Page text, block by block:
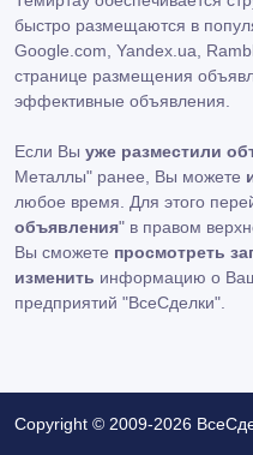
быстро размещаются в
Google.com, Yandex.ua,
странице размещения
эффективные объявления.
Если Вы уже разместили
Металлы" ранее, Вы можете
любое время. Для этого
объявления" в правом
Вы сможете просмотреть
изменить информацию о
предприятий "ВсеСделки".
Copyright © 2009-2026